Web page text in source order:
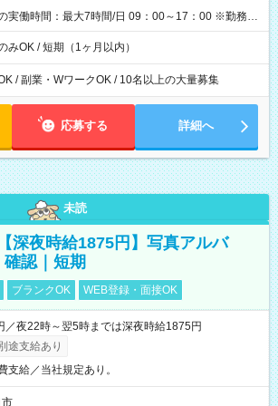
実働時間：最大7時間/日 09：00～17：00 ※勤務時
より異なります。
みOK / 短期（1ヶ月以内）
/ 副業・WワークOK / 10名以上の大量募集
応募する 詳細へ
未読
深夜時給1875円】写真アルバ
認｜短期
ブランクOK WEB登録・面接OK
／夜22時～翌5時までは深夜時給1875円
途支給あり
支給／当社規定あり。